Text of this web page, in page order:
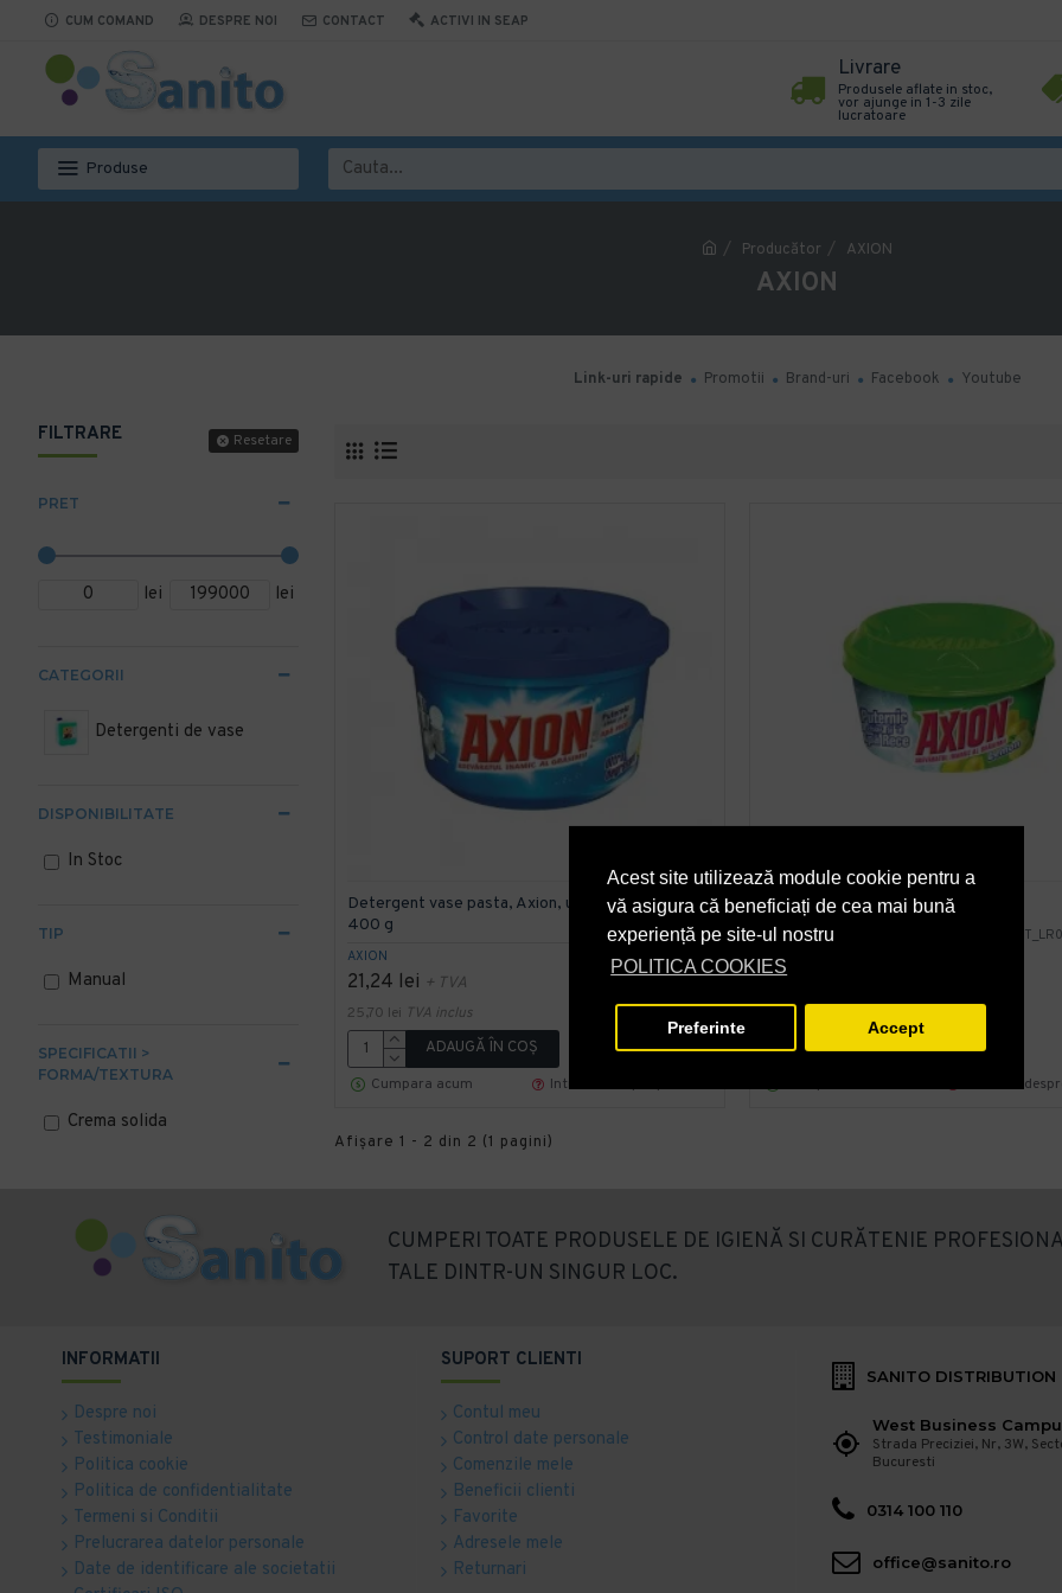
Acest site utilizează module cookie pentru a
vă asigura că beneficiați de cea mai bună
experiență pe site-ul nostru
POLITICA COOKIES
Preferinte Accept
CUM COMAND DESPRE NOI CONTACT ACTIVI IN SEAP
Livrare
Produsele aflate in stoc,
vor ajunge in 1-3 zile
lucratoare
Produse
Producător AXION
AXION
Link-uri rapide Promotii Brand-uri Facebook Youtube
FILTRARE Resetare
PRET
lei lei
CATEGORII
Detergenti de vase
TIP
Manual
SPECIFICATII >
FORMA/TEXTURA
Crema solida
DISPONIBILITATE
In Stoc
AXION RT_LR000031buc
Detergent vase pasta, Axion, ultra degresant,
400 g
21,24 lei + TVA
25,70 lei TVA inclus
ADAUGĂ ÎN COŞ
Cumpara acum
Intreaba despre produs
AXION
Pasta vase Axion Green, 400 g
21,24 lei
ADAUGĂ ÎN COŞ
Intreaba
Afişare 1 - 2 din 2 (1 pagini)
CUMPERI TOATE PRODUSELE DE IGIENĂ SI CURĂTENIE
TALE DINTR-UN SINGUR LOC.
INFORMATII
Despre noi
Testimoniale
Politica cookie
Politica de confidentialitate
Termeni si Conditii
Prelucrarea datelor personale
Date de identificare ale societatii
SUPORT CLIENTI
Contul meu
Control date personale
Comenzile mele
Beneficii clienti
Favorite
Adresele mele
Returnari
SANITO DISTRIBUTION
West Business
Strada Preciziei, Nr, 3W,
Bucuresti
0314 100 110
office@sanito.ro